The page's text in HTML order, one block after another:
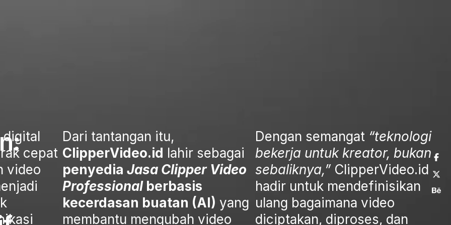
digital
cepat
video
Dari tantangan itu,
ClipperVideo.id lahir sebagai
penyediaJasa Clipper Video
Professionalberbasis
kecerdasan buatan (AI) yang
membantu mengubah video
Dengan semangat “teknologi
bekerja untuk kreator, bukan
sebaliknya,”ClipperVideo.id
hadir untuk mendefinisikan
ulang bagaimana video
diciptakan, diproses, dan